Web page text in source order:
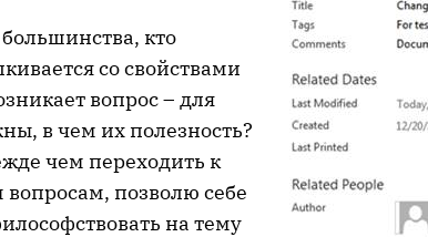
кто
со свойствами
вопрос – для
в чем их полезность?
чем переходить к
позволю себе
на тему